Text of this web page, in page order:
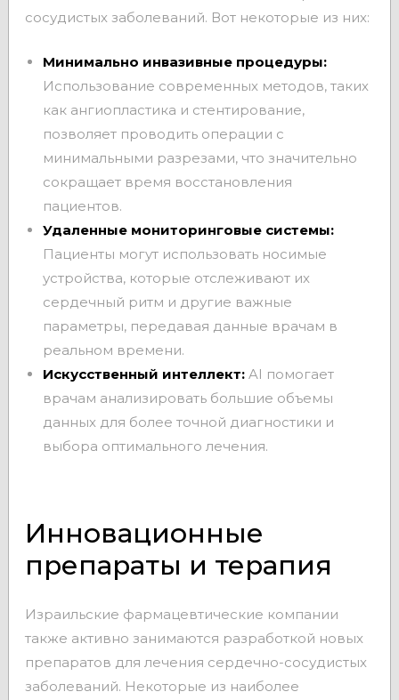
сосудистых заболеваний. Вот некоторые из них:
Минимально инвазивные процедуры:
Использование современных методов, таких
как ангиопластика и стентирование,
позволяет проводить операции с
минимальными разрезами, что значительно
сокращает время восстановления
пациентов.
Удаленные мониторинговые системы:
Пациенты могут использовать носимые
устройства, которые отслеживают их
сердечный ритм и другие важные
параметры, передавая данные врачам в
реальном времени.
Искусственный интеллект:AI помогает
врачам анализировать большие объемы
данных для более точной диагностики и
выбора оптимального лечения.
Инновационные
препараты и терапия
Израильские фармацевтические компании
также активно занимаются разработкой новых
препаратов для лечения сердечно-сосудистых
заболеваний. Некоторые из наиболее